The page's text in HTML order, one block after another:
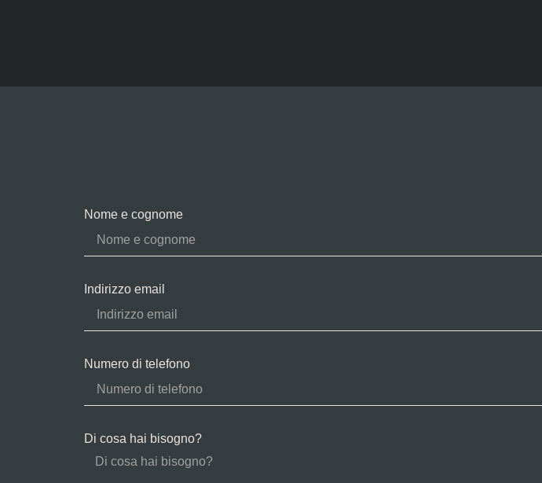
Nome e cognome
Indirizzo email
Numero di telefono
Di cosa hai bisogno?